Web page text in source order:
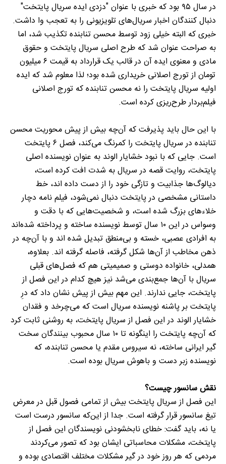
در سال ۹۵ بود که خبری با عنوان "دزدی ایده سریال پایتخت"
دنبال کنندگان اخبار سریال‌های تلویزیونی را به تعجب وا داشت.
خبری که البته خیلی زود توسط محسن تنابنده تکذیب شد، اما
به صراحت عنوان شد که طرح اصلی سریال پایتخت و حقوق
مادی و معنوی ایده آن در قالب یک قرارداد به قیمت ۶ میلیون
تومان از تورج اصلانی خریداری شده بود؛ لذا معلوم شد که ایده
اولیه سریال پایتخت را نه محسن تنابنده که تورج اصلانی
فیلم‌بردار طرح‌ریزی کرده است.
با این حال باید پذیرفت که آن‌چه بیش از پیش محوریت محسن
تنابنده در سریال پایتخت را کمرنگ می‌کند، فصل ۶ پایتخت
است. جایی که با نبود خشایار الوند به عنوان نویسنده اصلی
پایتخت، روایت قصه در سریال به شدت افت کرده است،
دیالوگ‌ها جذابیت و تازگی خود را از دست داده اند، خط
داستانی مشخصی در پایتخت دنبال نمی‌شود، فیلم نامه دچار
خلاء‌های بزرگ شده است، و شخصیت‌هایی که با دقت و
وسواس در این ۱۰ سال توسط نویسنده ساخته و پرداخته شده‌اند
به افرادی عصبی، خسته و بی‌منطق تبدیل شده اند و با آن‌چه در
ذهن مخاطب از آن‌ها شکل گرفته، فاصله گرفته اند. بعلاوه،
همدلی، خانواده دوستی و صمیمیتی هم که فصل‌های قبلی
سریال با آن­‌ها جمع‌بندی می‌شد نیز هیچ کدام در این فصل از
پایتخت، جایی ندارند. این مهم بیش از پیش نشان داد که درِ
پایتخت بر پاشنه نویسنده سریال است که می‌چرخد و فقدان
خشایار الوند در این فصل از سریال پایتخت، به روشنی ثابت کرد
که آن‌چه پایتخت را اینگونه تا ۱۰ سال محبوب بینندگان سخت
گیر ایرانی ساخته، نه سیروس مقدم یا محسن تنابنده، که
نویسنده زبر دست و باهوش سریال بوده است.
نقش سانسور چیست؟
این فصل از سریال پایتخت بیش از تمامی فصول قبل در معرض
تیغ سانسور قرار گرفته است. جدا از این‌که سانسور درست است
یا نه، باید گفت: خطای نابخشودنی نویسندگان این فصل از
پایتخت، مشکلات محاسباتی ایشان بود که تصور می‌کردند
مردمی که هر روز خود در گیر مشکلات مختلف اقتصادی بوده و